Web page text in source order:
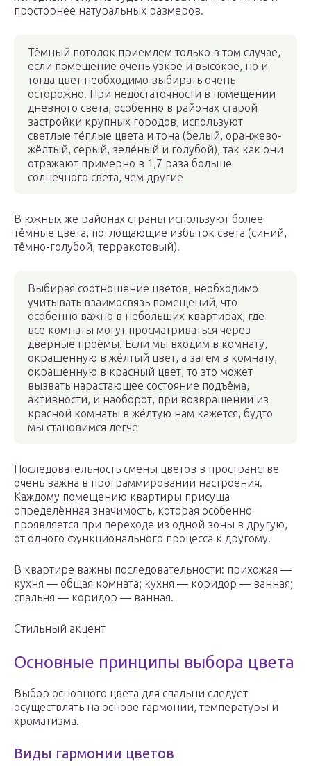
просторнее натуральных размеров.
Тёмный потолок приемлем только в том случае,
если помещение очень узкое и высокое, но и
тогда цвет необходимо выбирать очень
осторожно. При недостаточности в помещении
дневного света, особенно в районах старой
застройки крупных городов, используют
светлые тёплые цвета и тона (белый, оранжево-
жёлтый, серый, зелёный и голубой), так как они
отражают примерно в 1,7 раза больше
солнечного света, чем другие
В южных же районах страны используют более
тёмные цвета, поглощающие избыток света (синий,
тёмно-голубой, терракотовый).
Выбирая соотношение цветов, необходимо
учитывать взаимосвязь помещений, что
особенно важно в небольших квартирах, где
все комнаты могут просматриваться через
дверные проёмы. Если мы входим в комнату,
окрашенную в жёлтый цвет, а затем в комнату,
окрашенную в красный цвет, то это может
вызвать нарастающее состояние подъёма,
активности, и наоборот, при возвращении из
красной комнаты в жёлтую нам кажется, будто
мы становимся легче
Последовательность смены цветов в пространстве
очень важна в программировании настроения.
Каждому помещению квартиры присуща
определённая значимость, которая особенно
проявляется при переходе из одной зоны в другую,
от одного функционального процесса к другому.
В квартире важны последовательности: прихожая —
кухня — общая комната; кухня — коридор — ванная;
спальня — коридор — ванная.
Стильный акцент
Основные принципы выбора цвета
Выбор основного цвета для спальни следует
осуществлять на основе гармонии, температуры и
хроматизма.
Виды гармонии цветов